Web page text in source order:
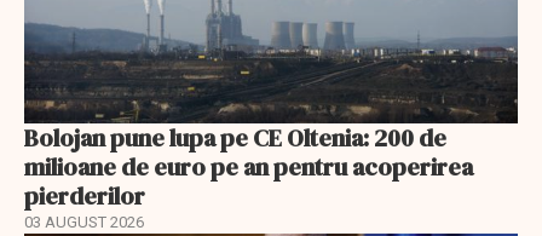
Bolojan pune lupa pe CE Oltenia: 200 de
milioane de euro pe an pentru acoperirea
pierderilor
03 AUGUST 2026